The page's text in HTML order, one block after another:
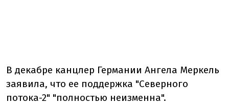
В декабре канцлер Германии Ангела Меркель
заявила, что ее поддержка "Северного
потока-2" "полностью неизменна".